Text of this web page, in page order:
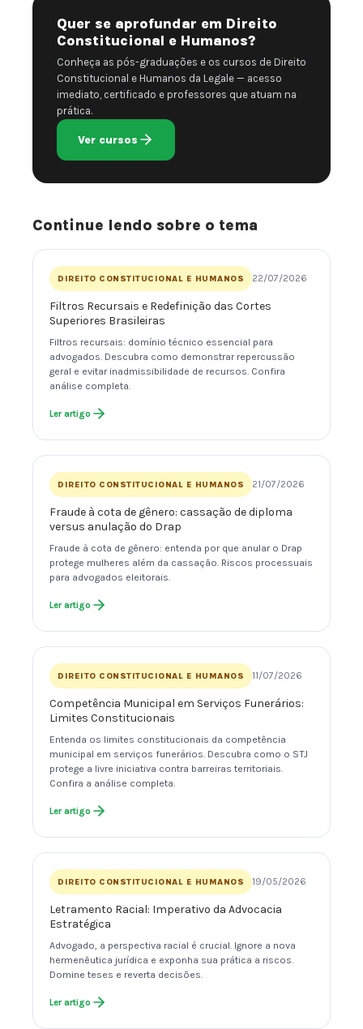
Quer se aprofundar em Direito
Constitucional e Humanos?
Conheça as pós-graduações e os cursos de Direito
Constitucional e Humanos da Legale — acesso
imediato, certificado e professores que atuam na
prática.
Ver cursos
Continue lendo sobre o tema
DIREITO CONSTITUCIONAL E HUMANOS 22/07/2026
Filtros Recursais e Redefinição das Cortes
Superiores Brasileiras
Filtros recursais: domínio técnico essencial para
advogados. Descubra como demonstrar repercussão
geral e evitar inadmissibilidade de recursos. Confira
análise completa.
Ler artigo
DIREITO CONSTITUCIONAL E HUMANOS 21/07/2026
Fraude à cota de gênero: cassação de diploma
versus anulação do Drap
Fraude à cota de gênero: entenda por que anular o Drap
protege mulheres além da cassação. Riscos processuais
para advogados eleitorais.
Ler artigo
DIREITO CONSTITUCIONAL E HUMANOS 11/07/2026
Competência Municipal em Serviços Funerários:
Limites Constitucionais
Entenda os limites constitucionais da competência
municipal em serviços funerários. Descubra como o STJ
protege a livre iniciativa contra barreiras territoriais.
Confira a análise completa.
Ler artigo
DIREITO CONSTITUCIONAL E HUMANOS 19/05/2026
Letramento Racial: Imperativo da Advocacia
Estratégica
Advogado, a perspectiva racial é crucial. Ignore a nova
hermenêutica jurídica e exponha sua prática a riscos.
Domine teses e reverta decisões.
Ler artigo